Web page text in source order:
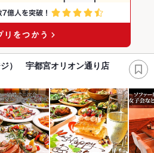
宇都宮オリオン通り店